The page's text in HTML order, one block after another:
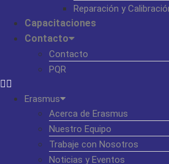
Reparación y
Capacitaciones
Contacto
Contacto
PQR
Erasmus
Acerca de Erasmus
Nuestro Equipo
Trabaje con Nosotros
Noticias y Eventos